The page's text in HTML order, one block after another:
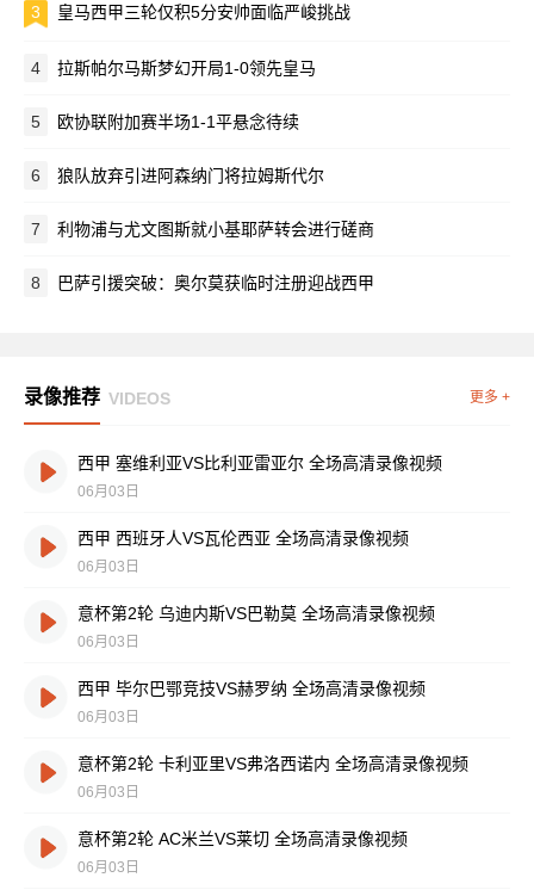
3 皇马西甲三轮仅积5分安帅面临严峻挑战
4 拉斯帕尔马斯梦幻开局1-0领先皇马
5 欧协联附加赛半场1-1平悬念待续
6 狼队放弃引进阿森纳门将拉姆斯代尔
7 利物浦与尤文图斯就小基耶萨转会进行磋商
8 巴萨引援突破：奥尔莫获临时注册迎战西甲
录像推荐 VIDEOS 更多 +
西甲 塞维利亚VS比利亚雷亚尔 全场高清录像视频
06月03日
西甲 西班牙人VS瓦伦西亚 全场高清录像视频
06月03日
意杯第2轮 乌迪内斯VS巴勒莫 全场高清录像视频
06月03日
西甲 毕尔巴鄂竞技VS赫罗纳 全场高清录像视频
06月03日
意杯第2轮 卡利亚里VS弗洛西诺内 全场高清录像视频
06月03日
意杯第2轮 AC米兰VS莱切 全场高清录像视频
06月03日